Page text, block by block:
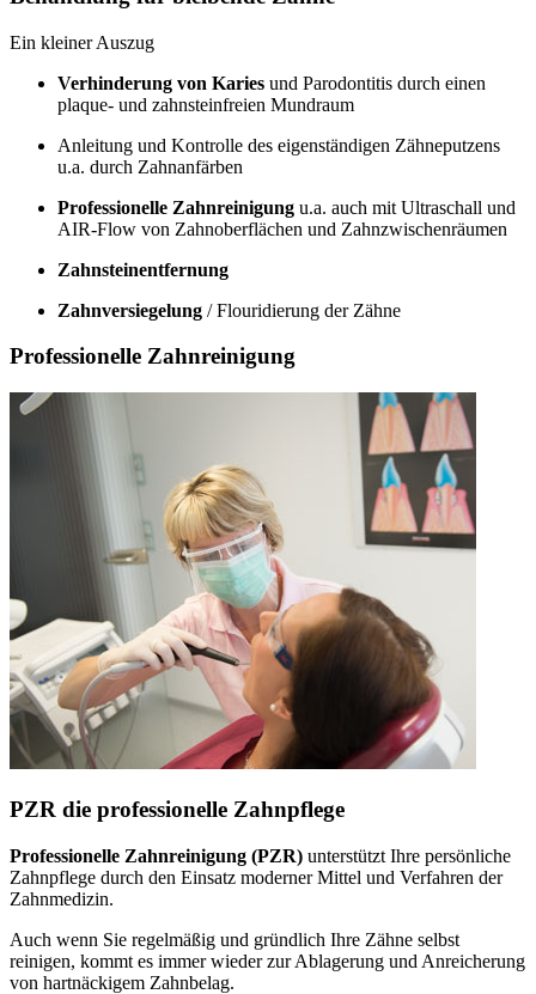
Ein kleiner Auszug
Verhinderung von Karies und Parodontitis durch einen
plaque- und zahnsteinfreien Mundraum
Anleitung und Kontrolle des eigenständigen Zähneputzens
u.a. durch Zahnanfärben
Professionelle Zahnreinigung u.a. auch mit Ultraschall und
AIR-Flow von Zahnoberflächen und Zahnzwischenräumen
Zahnsteinentfernung
Zahnversiegelung / Flouridierung der Zähne
Professionelle Zahnreinigung
PZR die professionelle Zahnpflege
Professionelle Zahnreinigung (PZR) unterstützt Ihre persönliche
Zahnpflege durch den Einsatz moderner Mittel und Verfahren der
Zahnmedizin.
Auch wenn Sie regelmäßig und gründlich Ihre Zähne selbst
reinigen, kommt es immer wieder zur Ablagerung und Anreicherung
von hartnäckigem Zahnbelag.